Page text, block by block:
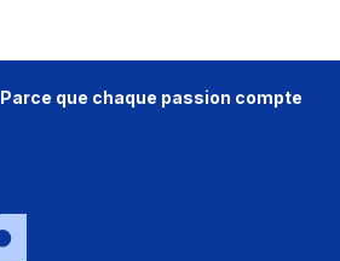
Parce que chaque passion compte